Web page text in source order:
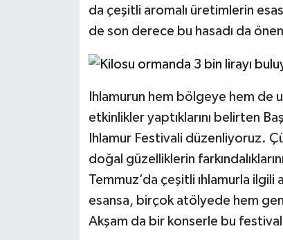
da çeşitli aromalı üretimlerin
de son derece bu hasadı da
Ihlamurun hem bölgeye hem de
etkinlikler yaptıklarını belirten
Ihlamur Festivali düzenliyoruz.
doğal güzelliklerin
Temmuz’da çeşitli ıhlamurla
esansa, birçok atölyede hem
Akşam da bir konserle bu